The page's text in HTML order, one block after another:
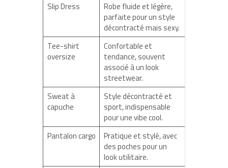
Slip Dress
Robe fluide et légère,
parfaite pour un style
décontracté mais sexy.
Tee-shirt
oversize
Confortable et
tendance, souvent
associé à un look
streetwear.
Sweat à
capuche
Style décontracté et
sport, indispensable
pour une vibe cool.
Pantalon cargo
Pratique et stylé, avec
des poches pour un
look utilitaire.